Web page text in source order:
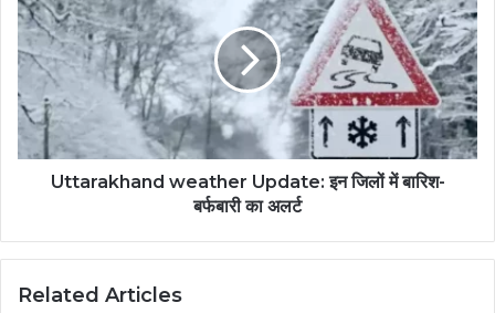
Uttarakhand weather Update: इन जिलों में बारिश-
बर्फबारी का अलर्ट
Related Articles